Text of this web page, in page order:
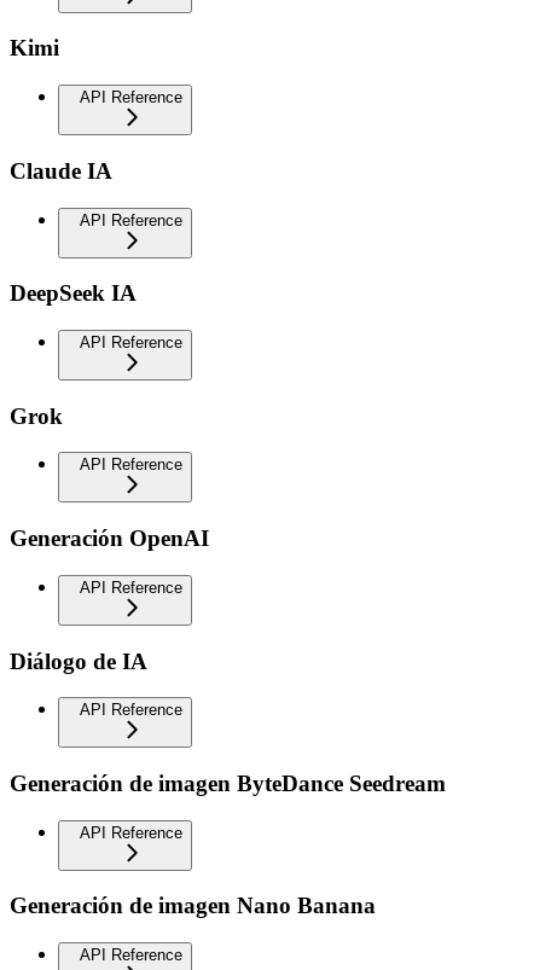
Kimi
API Reference
Claude IA
API Reference
DeepSeek IA
API Reference
Grok
API Reference
Generación OpenAI
API Reference
Diálogo de IA
API Reference
Generación de imagen ByteDance Seedream
API Reference
Generación de imagen Nano Banana
API Reference